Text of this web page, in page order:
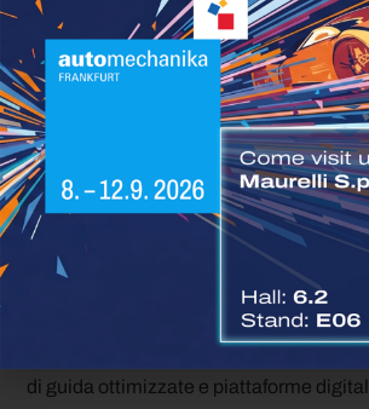
consumi rappresentano fattori decisivi.
Ford Trucks F-
evoluzione
redditività
L’aggiornamento della gamma F-MAX
Ford Trucks stia consolidando una
efficienza operativa, connettività e
prodotto. L’integrazione tra autonomia
di guida ottimizzate e piattaforme